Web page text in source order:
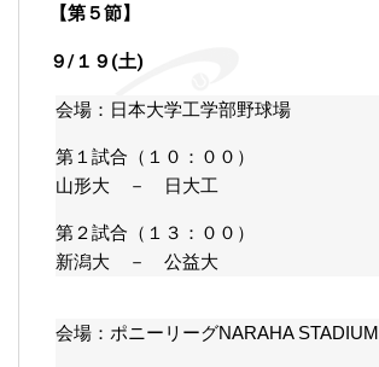
【第５節】
９/１９(土)
会場：日本大学工学部野球場
第１試合（１０：００）
山形大 － 日大工
第２試合（１３：００）
新潟大 － 公益大
会場：ポニーリーグNARAHA STADIUM